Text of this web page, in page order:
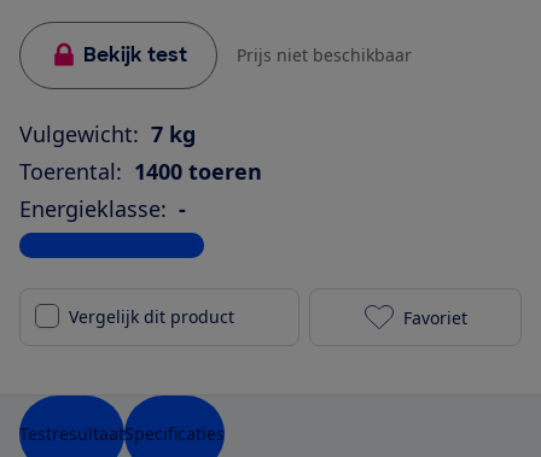
Bekijk test Prijs niet beschikbaar
Vulgewicht: 7 kg
Toerental: 1400 toeren
Energieklasse: -
Bekijk alle specificaties
Vergelijk dit product Bosch
Favoriet
TestresultaatSpecificaties